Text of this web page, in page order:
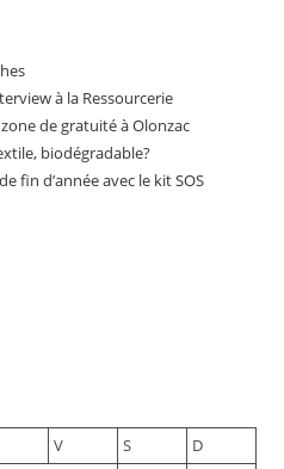
à la Ressourcerie
de gratuité à Olonzac
biodégradable?
fin d’année avec le kit SOS
V S
D